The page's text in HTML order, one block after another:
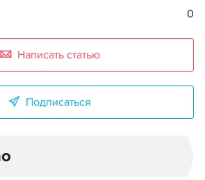
0
Написать статью
Подписаться